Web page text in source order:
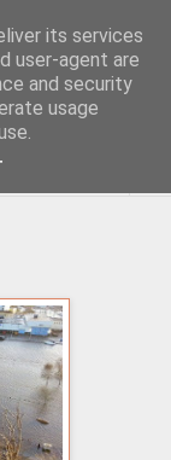
its services
user-agent are
and security
usage